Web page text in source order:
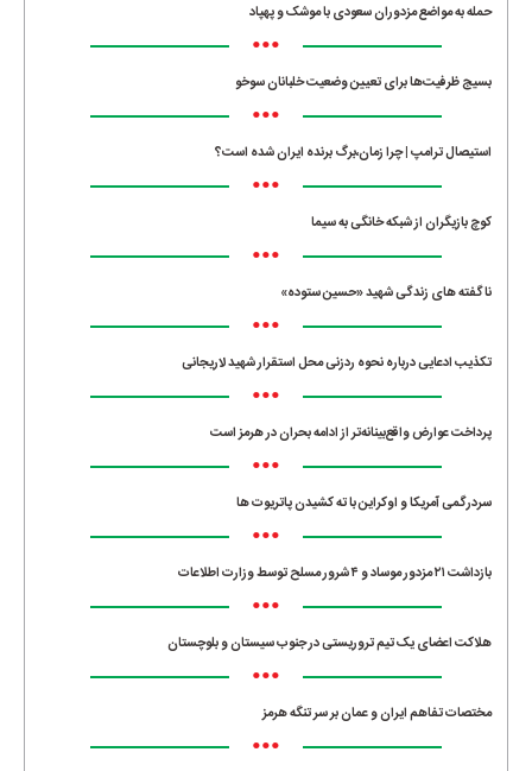
حمله به مواضع مزدوران سعودی با موشک و پهپاد
•••
بسیج ظرفیت‌ها برای تعیین وضعیت خلبانان سوخو
•••
استیصال ترامپ | چرا زمان،برگ برنده ایران شده است؟
•••
کوچ بازیگران از شبکه خانگی به سیما
•••
ناگفته های زندگی شهید «حسین ستوده»
•••
تکذیب ادعایی درباره نحوه ردزنی محل استقرار شهید لاریجانی
•••
پرداخت عوارض واقع‌بینانه‌تر از ادامه بحران در هرمز است
•••
سردرگمی آمریکا و اوکراین با ته کشیدن پاتریوت ها
•••
بازداشت ۲۱ مزدور موساد و ۴ شرور مسلح توسط وزارت اطلاعات
•••
هلاکت اعضای یک تیم تروریستی در جنوب سیستان و بلوچستان
•••
مختصات تفاهم ایران و عمان بر سر تنگه هرمز
•••